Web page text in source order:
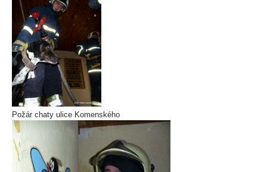
Požár chaty ulice Komenského